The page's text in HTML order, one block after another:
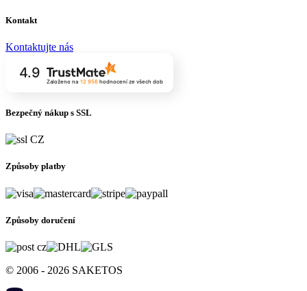
Kontakt
Kontaktujte nás
4.9
Založeno na 12 956hodnocení ze všech dob
Bezpečný nákup s SSL
Způsoby platby
Způsoby doručení
© 2006 - 2026 SAKETOS